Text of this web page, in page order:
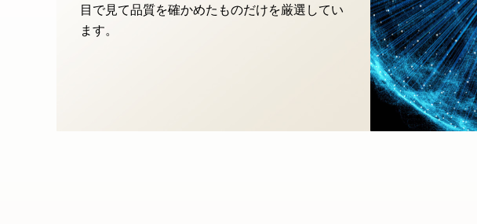
目で見て品質を確かめたものだけを厳選してい
ます。